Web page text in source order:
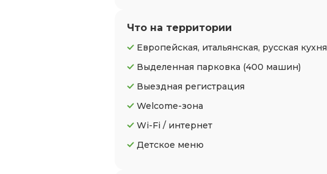
Что на территории
Европейская, итальянская, русская кухня
Выделенная парковка (400 машин)
Выездная регистрация
Welcome-зона
Wi-Fi / интернет
Детское меню